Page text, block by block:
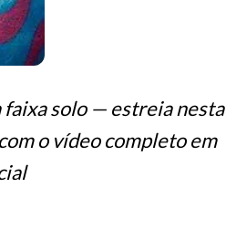
solo — estreia nesta
o vídeo completo em